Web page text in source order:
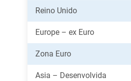
Reino Unido
Europe – ex Euro
Zona Euro
Asia – Desenvolvida